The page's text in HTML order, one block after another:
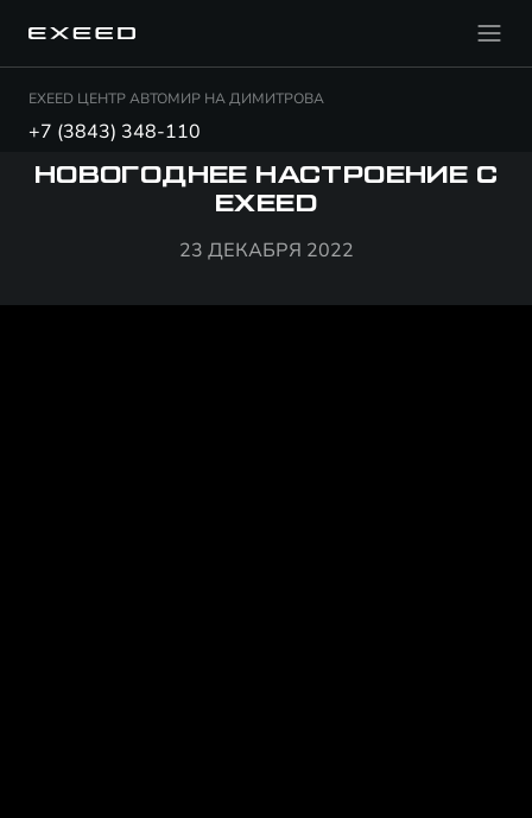
EXEED ЦЕНТР АВТОМИР НА ДИМИТРОВА
+7 (3843) 348-110
НОВОГОДНЕЕ НАСТРОЕНИЕ С
EXEED
23 ДЕКАБРЯ 2022